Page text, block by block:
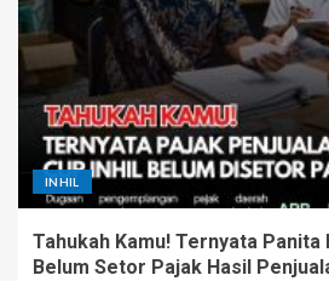
INHIL
Tahukah Kamu! Ternyata Panita
Belum Setor Pajak Hasil